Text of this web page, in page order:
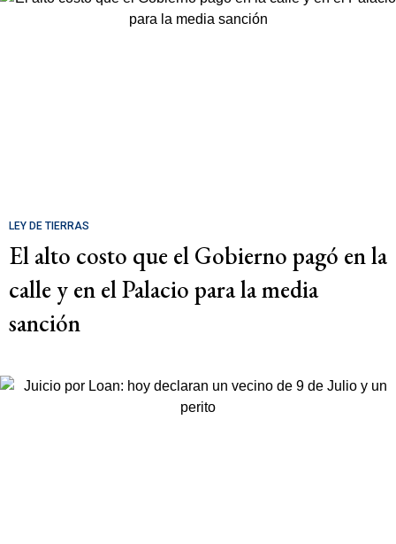
LEY DE TIERRAS
El alto costo que el Gobierno pagó en la
calle y en el Palacio para la media
sanción